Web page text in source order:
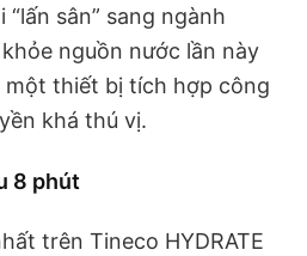
sân” sang ngành
nguồn nước lần này
một thiết bị tích hợp công
khá thú vị.
8 phút
trên Tineco HYDRATE